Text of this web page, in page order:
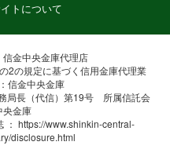
トについて
金中央金庫代理店
の規定に基づく信用金庫代理業
信金中央金庫
局長（代信）第19号 所属信託会
央金庫
： https://www.shinkin-central-
disclosure.html